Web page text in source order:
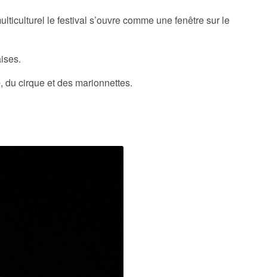
le festival s’ouvre comme une fenêtre sur le
cirque et des marionnettes.